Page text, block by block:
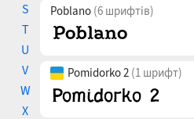
S
T
U
V
W
X
Poblano (6 шрифтів)
Pomidorko 2 (1 шрифт)